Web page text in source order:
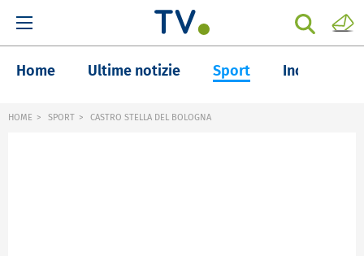
Home Ultime notizie Sport Inchieste
HOME SPORT CASTRO STELLA DEL BOLOGNA